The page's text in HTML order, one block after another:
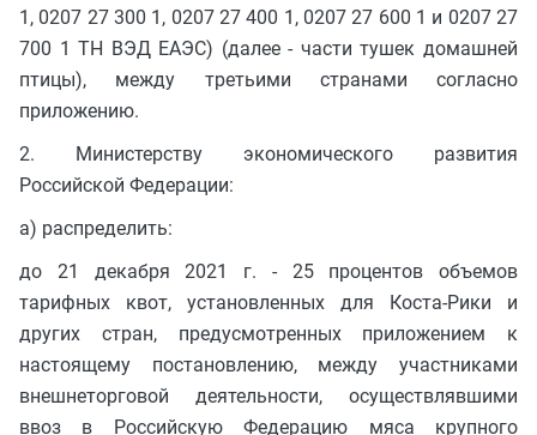
1, 0207 27 300 1, 0207 27 400 1, 0207 27 600 1 и 0207 27
700 1 ТН ВЭД ЕАЭС) (далее - части тушек домашней
птицы), между третьими странами согласно
приложению.
2. Министерству экономического развития
Российской Федерации:
а) распределить:
до 21 декабря 2021 г. - 25 процентов объемов
тарифных квот, установленных для Коста-Рики и
других стран, предусмотренных приложением к
настоящему постановлению, между участниками
внешнеторговой деятельности, осуществлявшими
ввоз в Российскую Федерацию мяса крупного